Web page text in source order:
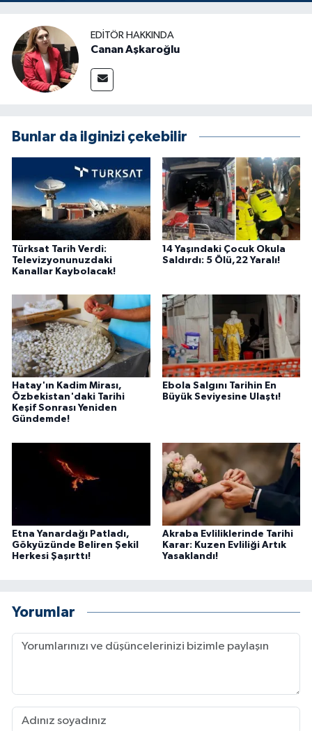
EDITÖR HAKKINDA
Canan Aşkaroğlu
Bunlar da ilginizi çekebilir
Türksat Tarih Verdi:
Televizyonunuzdaki
Kanallar Kaybolacak!
14 Yaşındaki Çocuk Okula
Saldırdı: 5 Ölü,22 Yaralı!
Hatay'ın Kadim Mirası,
Özbekistan'daki Tarihi
Keşif Sonrası Yeniden
Gündemde!
Ebola Salgını Tarihin En
Büyük Seviyesine Ulaştı!
Etna Yanardağı Patladı,
Gökyüzünde Beliren Şekil
Herkesi Şaşırttı!
Akraba Evliliklerinde Tarihi
Karar: Kuzen Evliliği Artık
Yasaklandı!
Yorumlar